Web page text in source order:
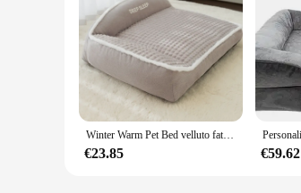
Winter Warm Pet Bed velluto fatto a mano peluche divano per cani ortopedico fondo antiscivolo lavabile Memory Foam letto per cani di taglia grande
€23.85 €59.62